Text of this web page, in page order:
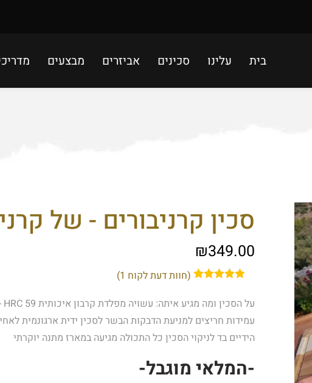
בית עלינו סכינים אביזרים מבצעים
סכין קרניבורים - של
₪349.00
(חוות דעת לקוח 1
)
עמידות חריצים למניעת הדבקות הבשר לסכין ידית ארגונמית
הידיים בד לניקוי הסכין כל התכולה מגיעה במארז מתנה יוקרתי
-המלאי מוגבל-